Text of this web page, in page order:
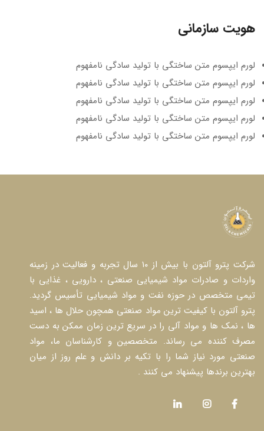
هویت سازمانی
لورم ایپسوم متن ساختگی با تولید سادگی نامفهوم
لورم ایپسوم متن ساختگی با تولید سادگی نامفهوم
لورم ایپسوم متن ساختگی با تولید سادگی نامفهوم
لورم ایپسوم متن ساختگی با تولید سادگی نامفهوم
لورم ایپسوم متن ساختگی با تولید سادگی نامفهوم
شرکت پترو آلتون با بیش از ۱۰ سال تجربه و فعالیت در زمینه
واردات و صادرات مواد شیمیایی صنعتی ، دارویی ، غذایی با
تیمی متخصص در حوزه نفت و مواد شیمیایی تأسیس گردید.
پترو آلتون با کیفیت ترین مواد صنعتی همچون حلال ها ، اسید
ها ، نمک ها و مواد آلی را در سریع ترین زمان ممکن به دست
مصرف کننده می رساند. متخصصین و کارشناسان ما، مواد
صنعتی مورد نیاز شما را با تکیه بر دانش و علم روز از میان
بهترین برندها پیشنهاد می کنند .